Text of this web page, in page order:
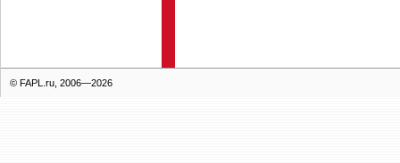
© FAPL.ru, 2006—2026